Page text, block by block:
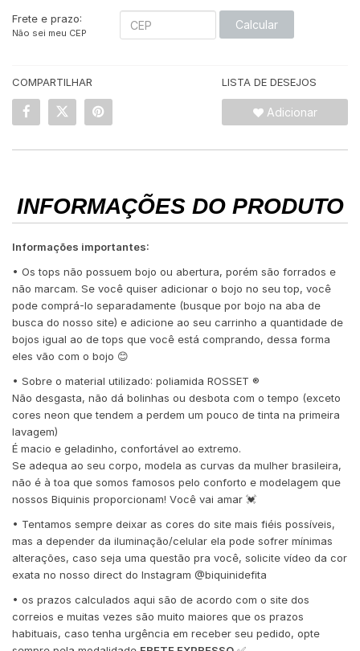
Frete e prazo:
Não sei meu CEP
Calcular
COMPARTILHAR LISTA DE DESEJOS
Adicionar
INFORMAÇÕES DO PRODUTO
Informações importantes:
• Os tops não possuem bojo ou abertura, porém são forrados e
não marcam. Se você quiser adicionar o bojo no seu top, você
pode comprá-lo separadamente (busque por bojo na aba de
busca do nosso site) e adicione ao seu carrinho a quantidade de
bojos igual ao de tops que você está comprando, dessa forma
eles vão com o bojo 😊
• Sobre o material utilizado: poliamida ROSSET ®️
Não desgasta, não dá bolinhas ou desbota com o tempo (exceto
cores neon que tendem a perdem um pouco de tinta na primeira
lavagem)
É macio e geladinho, confortável ao extremo.
Se adequa ao seu corpo, modela as curvas da mulher brasileira,
não é à toa que somos famosos pelo conforto e modelagem que
nossos Biquinis proporcionam! Você vai amar 💓
• Tentamos sempre deixar as cores do site mais fiéis possíveis,
mas a depender da iluminação/celular ela pode sofrer mínimas
alterações, caso seja uma questão pra você, solicite vídeo da cor
exata no nosso direct do Instagram @biquinidefita
• os prazos calculados aqui são de acordo com o site dos
correios e muitas vezes são muito maiores que os prazos
habituais, caso tenha urgência em receber seu pedido, opte